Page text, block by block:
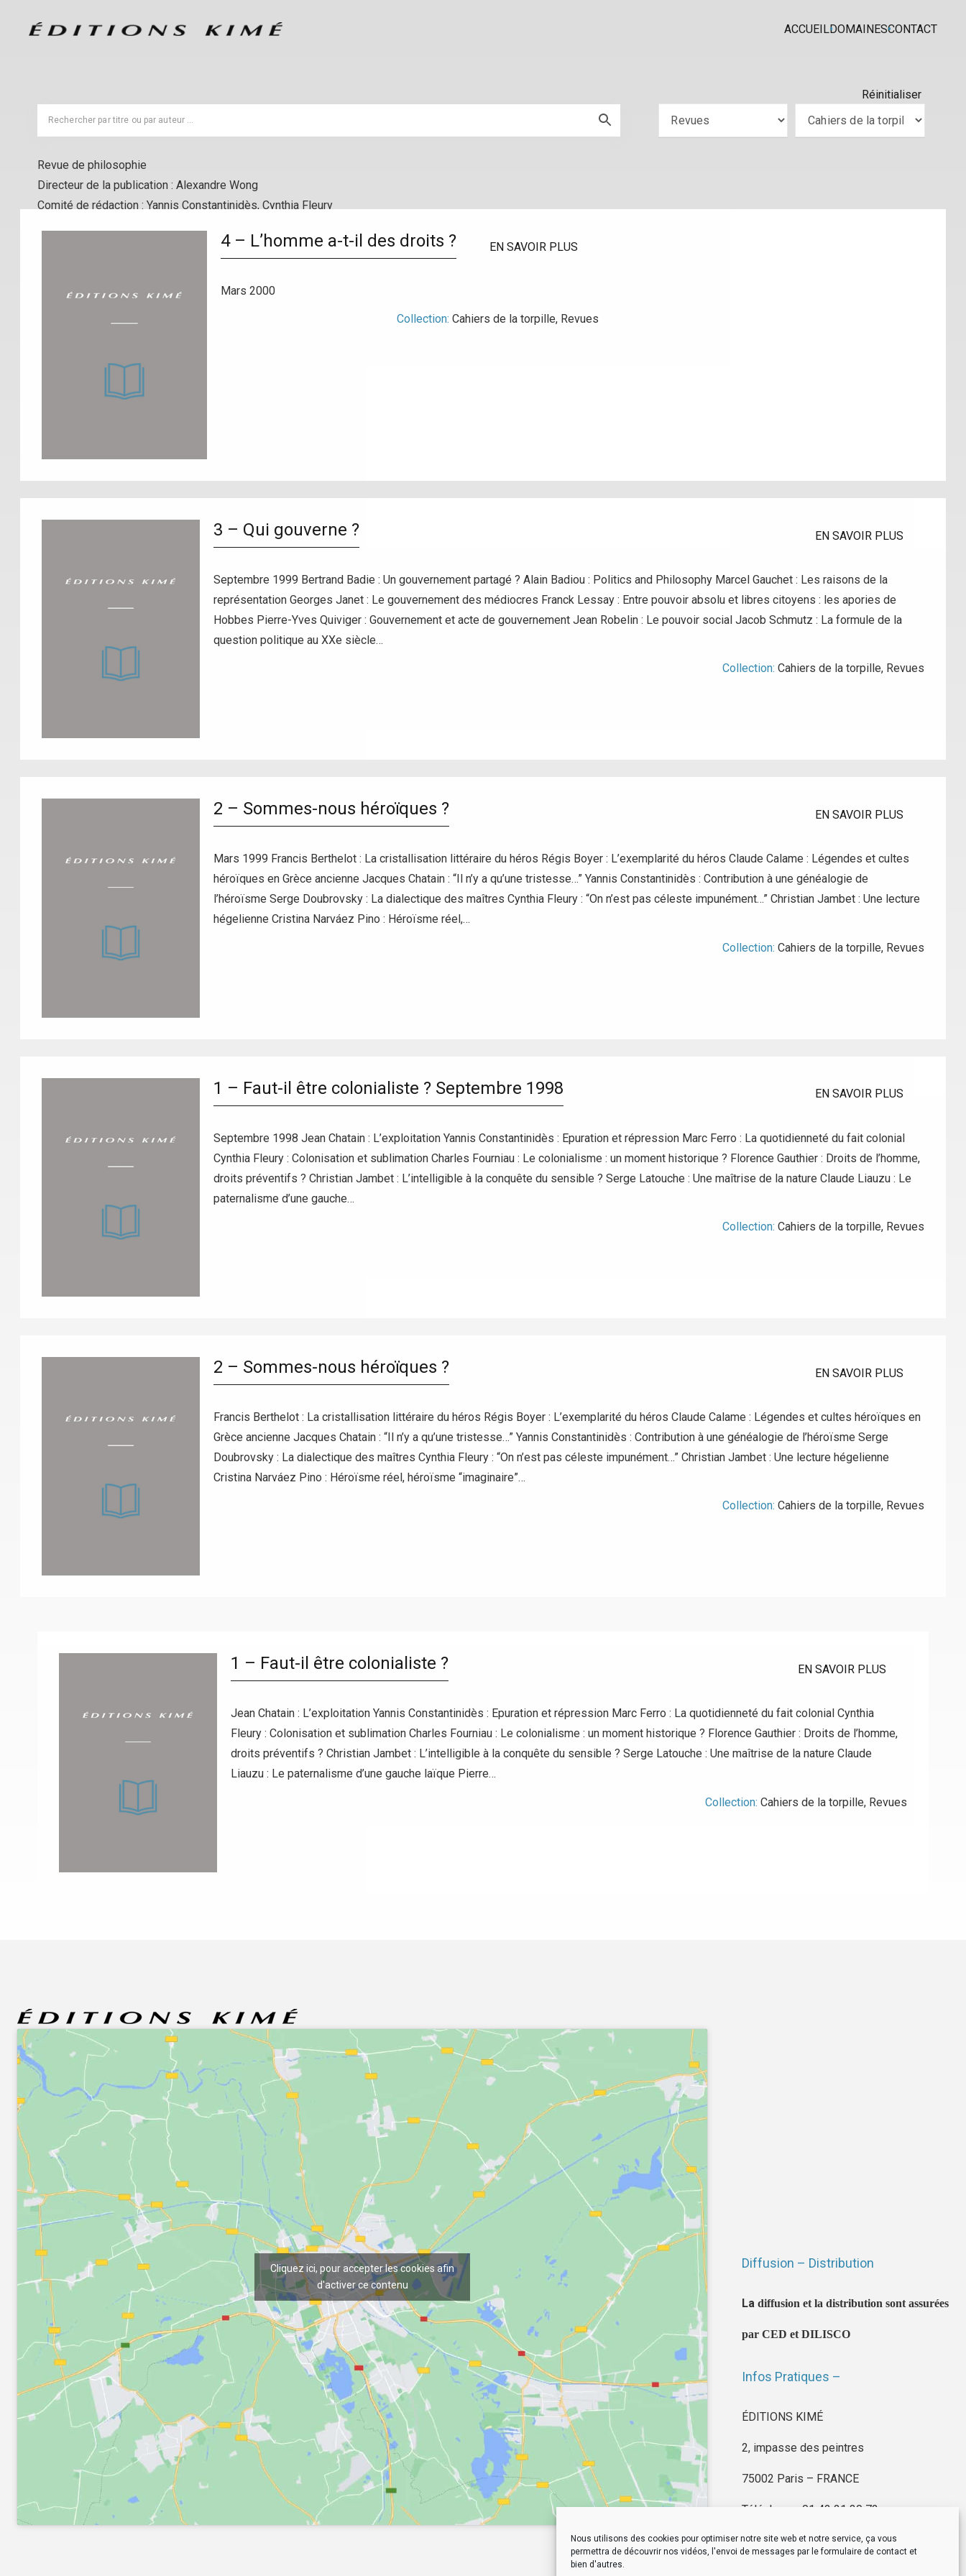
Nous utilisons des cookies pour optimiser notre site web et notre service, ça vous
permettra de découvrir nos vidéos, l'envoi de messages par le formulaire de contact et
bien d'autres.
ACCUEILDOMAINESCONTACT
Réinitialiser
Revue de philosophie
Directeur de la publication : Alexandre Wong
Comité de rédaction : Yannis Constantinidès, Cynthia Fleury
4 – L’homme a-t-il des droits ? EN SAVOIR PLUS
Mars 2000
Collection:Cahiers de la torpille, Revues
3 – Qui gouverne ? EN SAVOIR PLUS
Septembre 1999 Bertrand Badie : Un gouvernement partagé ? Alain Badiou : Politics and Philosophy Marcel Gauchet : Les raisons de la
représentation Georges Janet : Le gouvernement des médiocres Franck Lessay : Entre pouvoir absolu et libres citoyens : les apories de
Hobbes Pierre-Yves Quiviger : Gouvernement et acte de gouvernement Jean Robelin : Le pouvoir social Jacob Schmutz : La formule de la
question politique au XXe siècle…
Collection: Cahiers de la torpille, Revues
2 – Sommes-nous héroïques ? EN SAVOIR PLUS
Mars 1999 Francis Berthelot : La cristallisation littéraire du héros Régis Boyer : L’exemplarité du héros Claude Calame : Légendes et cultes
héroïques en Grèce ancienne Jacques Chatain : “Il n’y a qu’une tristesse…” Yannis Constantinidès : Contribution à une généalogie de
l’héroïsme Serge Doubrovsky : La dialectique des maîtres Cynthia Fleury : “On n’est pas céleste impunément…” Christian Jambet : Une lecture
hégelienne Cristina Narváez Pino : Héroïsme réel,…
Collection: Cahiers de la torpille, Revues
1 – Faut-il être colonialiste ? Septembre 1998 EN SAVOIR PLUS
Septembre 1998 Jean Chatain : L’exploitation Yannis Constantinidès : Epuration et répression Marc Ferro : La quotidienneté du fait colonial
Cynthia Fleury : Colonisation et sublimation Charles Fourniau : Le colonialisme : un moment historique ? Florence Gauthier : Droits de l’homme,
droits préventifs ? Christian Jambet : L’intelligible à la conquête du sensible ? Serge Latouche : Une maîtrise de la nature Claude Liauzu : Le
paternalisme d’une gauche…
Collection: Cahiers de la torpille, Revues
2 – Sommes-nous héroïques ? EN SAVOIR PLUS
Francis Berthelot : La cristallisation littéraire du héros Régis Boyer : L’exemplarité du héros Claude Calame : Légendes et cultes héroïques en
Grèce ancienne Jacques Chatain : “Il n’y a qu’une tristesse…” Yannis Constantinidès : Contribution à une généalogie de l’héroïsme Serge
Doubrovsky : La dialectique des maîtres Cynthia Fleury : “On n’est pas céleste impunément…” Christian Jambet : Une lecture hégelienne
Cristina Narváez Pino : Héroïsme réel, héroïsme “imaginaire”…
Collection: Cahiers de la torpille, Revues
1 – Faut-il être colonialiste ? EN SAVOIR PLUS
Jean Chatain : L’exploitation Yannis Constantinidès : Epuration et répression Marc Ferro : La quotidienneté du fait colonial Cynthia
Fleury : Colonisation et sublimation Charles Fourniau : Le colonialisme : un moment historique ? Florence Gauthier : Droits de l’homme,
droits préventifs ? Christian Jambet : L’intelligible à la conquête du sensible ? Serge Latouche : Une maîtrise de la nature Claude
Liauzu : Le paternalisme d’une gauche laïque Pierre…
Collection: Cahiers de la torpille, Revues
Cliquez ici, pour accepter les cookies afin
d'activer ce contenu
Diffusion – Distribution
La diffusion et la distribution sont assurées
par CED et DILISCO
Infos Pratiques –
ÉDITIONS KIMÉ
2, impasse des peintres
75002 Paris – FRANCE
Téléphone : 01 42 21 30 72